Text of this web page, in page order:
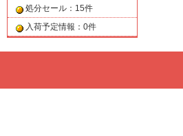
処分セール：15件
入荷予定情報：0件